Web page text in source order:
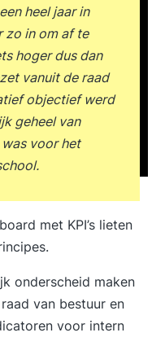
leerreis in beeld
Evaluatie
een persoonlijk
Je start met een
aan de training
liever je
en
in een
professionals.
op jouw situatie.
en interactieve
heel jaar in
zo in om af te
hoger dus dan
vanuit de raad
objectief werd
geheel van
voor het
met KPI’s lieten
onderscheid maken
van bestuur en
voor intern